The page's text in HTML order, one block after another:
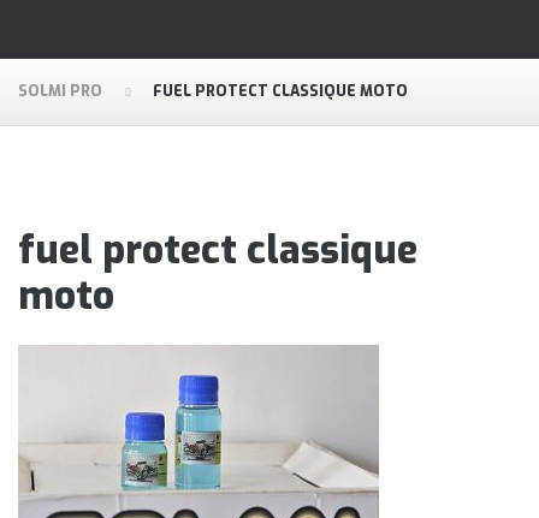
SOLMI PRO FUEL PROTECT CLASSIQUE MOTO
fuel protect classique
moto